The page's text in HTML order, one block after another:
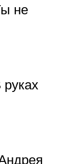
не